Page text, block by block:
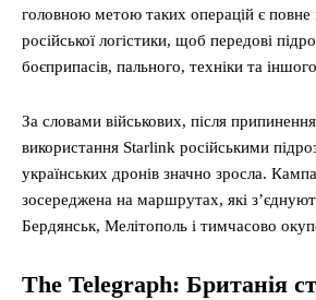
головною метою таких операцій є повне
російської логістики, щоб передові
боєприпасів, пального, техніки та
За словами військових, після
використання Starlink російськими
українських дронів значно зросла.
зосереджена на маршрутах, які
Бердянськ, Мелітополь і тимчасово
The Telegraph: Британія